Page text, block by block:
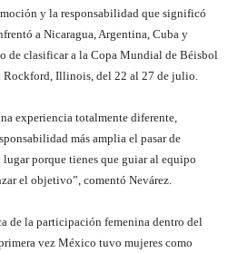
y la responsabilidad que significó
a Nicaragua, Argentina, Cuba y
de clasificar a la Copa Mundial de Béisbol
Rockford, Illinois, del 22 al 27 de julio.
experiencia totalmente diferente,
más amplia el pasar de
porque tienes que guiar al equipo
el objetivo”, comentó Nevárez.
de la participación femenina dentro del
vez México tuvo mujeres como